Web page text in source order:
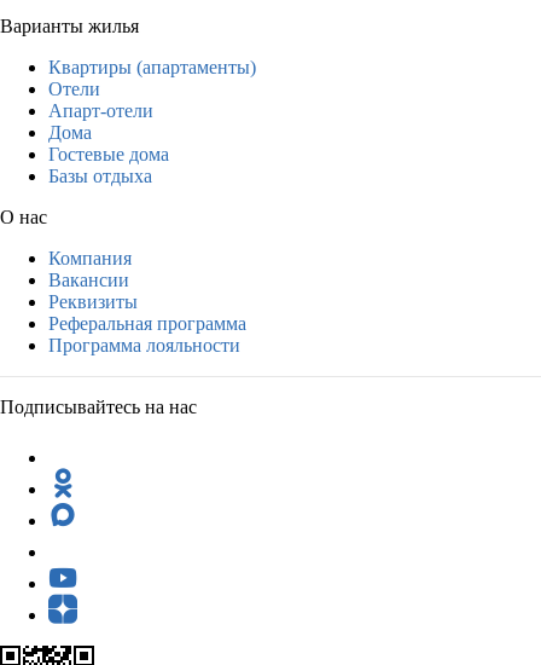
Варианты жилья
Квартиры (апартаменты)
Отели
Апарт-отели
Дома
Гостевые дома
Базы отдыха
О нас
Компания
Вакансии
Реквизиты
Реферальная программа
Программа лояльности
Подписывайтесь на нас